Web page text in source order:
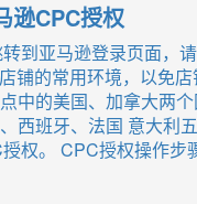
CPC授权
到亚马逊登录页面，
铺的常用环境，以免
中的美国、加拿大两
西班牙、法国 意大利五
权。 CPC授权操作步